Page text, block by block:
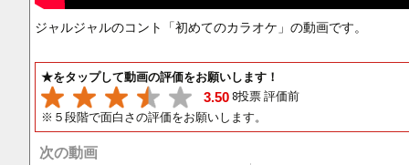
ジャルジャルのコント「初めてのカラオケ」の動画です。
★をタップして動画の評価をお願いします！
3.508投票 評価前
※５段階で面白さの評価をお願いします。
次の動画